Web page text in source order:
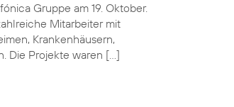
Gruppe am 19. Oktober.
Mitarbeiter mit
Krankenhäusern,
Die Projekte waren […]